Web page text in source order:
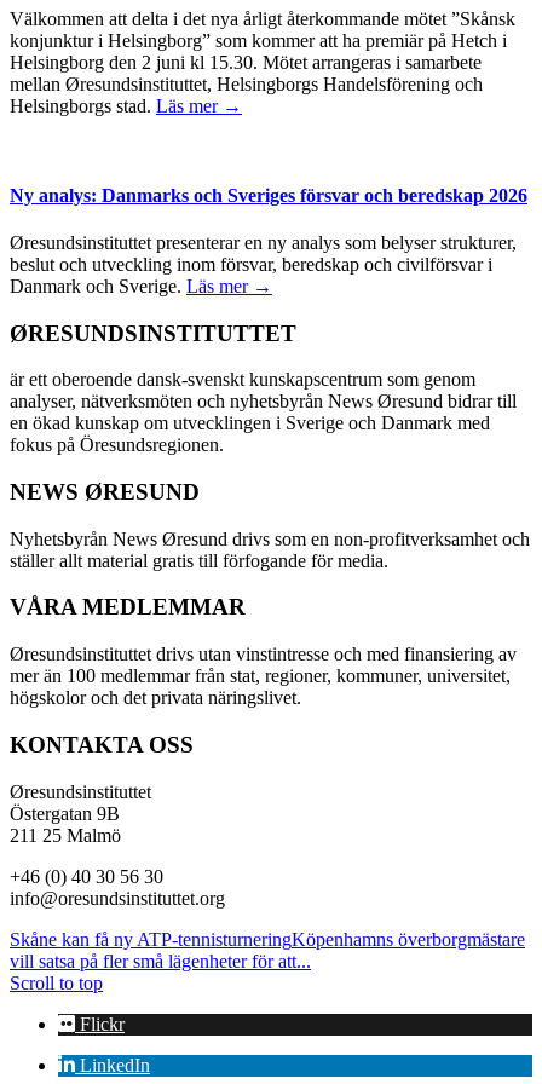
Välkommen att delta i det nya årligt återkommande mötet ”Skånsk
konjunktur i Helsingborg” som kommer att ha premiär på Hetch i
Helsingborg den 2 juni kl 15.30. Mötet arrangeras i samarbete
mellan Øresundsinstituttet, Helsingborgs Handelsförening och
Helsingborgs stad. Läs mer →
Ny analys: Danmarks och Sveriges försvar och beredskap 2026
Øresundsinstituttet presenterar en ny analys som belyser strukturer,
beslut och utveckling inom försvar, beredskap och civilförsvar i
Danmark och Sverige. Läs mer →
ØRESUNDSINSTITUTTET
är ett oberoende dansk-svenskt kunskapscentrum som genom
analyser, nätverksmöten och nyhetsbyrån News Øresund bidrar till
en ökad kunskap om utvecklingen i Sverige och Danmark med
fokus på Öresundsregionen.
NEWS ØRESUND
Nyhetsbyrån News Øresund drivs som en non-profitverksamhet och
ställer allt material gratis till förfogande för media.
VÅRA MEDLEMMAR
Øresundsinstituttet drivs utan vinst­intresse och med finansiering av
mer än 100 medlemmar från stat, regioner, kommuner, universitet,
högskolor och det privata näringslivet.
KONTAKTA OSS
Øresundsinstituttet
Östergatan 9B
211 25 Malmö
+46 (0) 40 30 56 30
info@oresundsinstituttet.org
Skåne kan få ny ATP-tennisturneringKöpenhamns överborgmästare
vill satsa på fler små lägenheter för att...
Scroll to top
Flickr
LinkedIn